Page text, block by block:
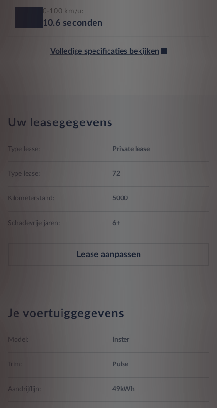
0-100 km/u:
10.6 seconden
Volledige specificaties bekijken
Uw leasegegevens
Type lease: Private lease
Type lease: 72
Kilometerstand: 5000
Schadevrije jaren: 6+
Lease aanpassen
Je voertuiggegevens
Model: Inster
Trim: Pulse
Aandrijflijn: 49kWh